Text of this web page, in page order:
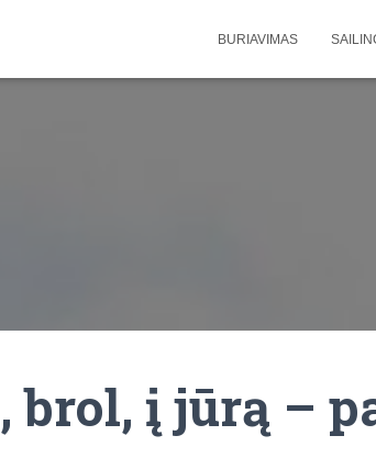
BURIAVIMAS
brol, į jūrą –